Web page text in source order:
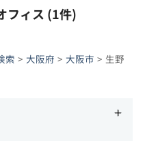
索 > 大阪府 > 大阪市 > 生野
フィス (1件)